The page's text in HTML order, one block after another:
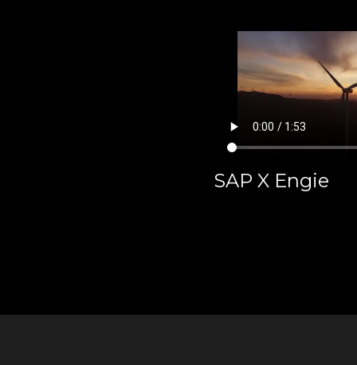
SAP X Engie